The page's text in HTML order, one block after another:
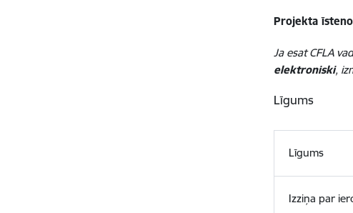
Projekta
Ja esat CFLA
elektroniski,
Līgums
Līgums
Izziņa par